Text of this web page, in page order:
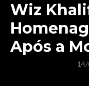
Wiz
Após a